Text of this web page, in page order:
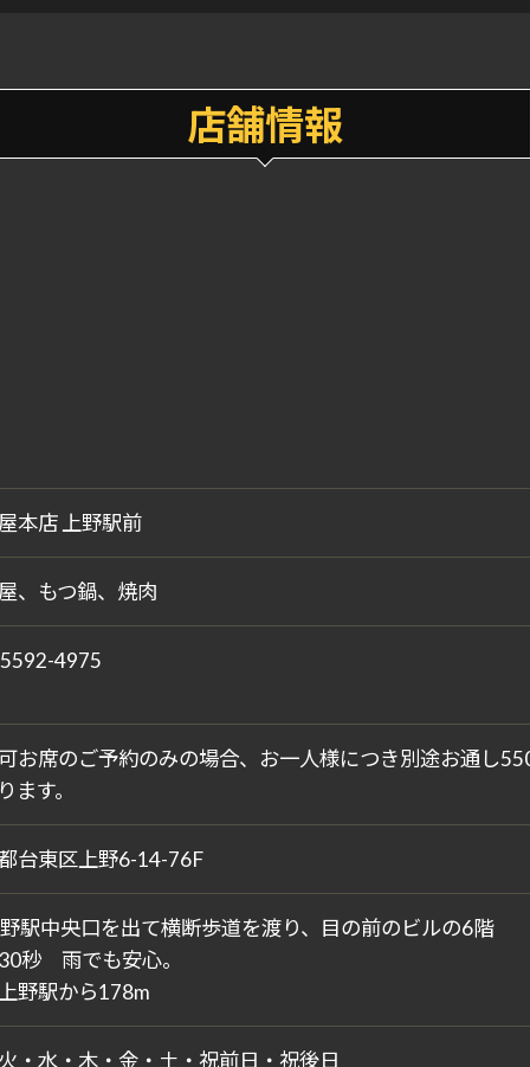
店舗情報
本店 上野駅前
、もつ鍋、焼肉
4975
お席のご予約のみの場合、お一人様につき別途お通し
ます。
台東区上野6-14-76F
駅中央口を出て横断歩道を渡り、目の前のビルの6階
秒 雨でも安心。
野駅から178m
・水・木・金・土・祝前日・祝後日